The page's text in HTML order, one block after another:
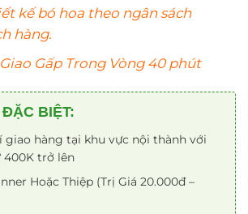
kế bó hoa theo ngân sách
hàng.
Gấp Trong Vòng 40 phút
BIỆT:
giao hàng tại khu vực nội thành với
400K trở lên
Hoặc Thiệp (Trị Giá 20.000đ –